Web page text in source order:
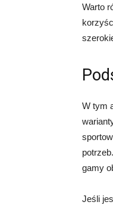
Warto
W tym
gamy
Jeśli